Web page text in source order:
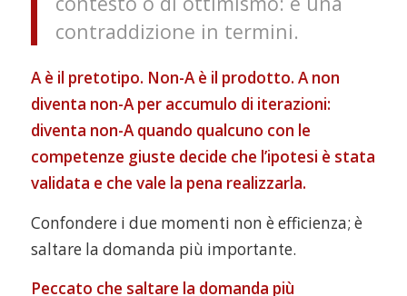
contraddizione in termini.
A è il pretotipo. Non-A è il prodotto. A non
diventa non-A per accumulo di iterazioni:
diventa non-A quando qualcuno con le
competenze giuste decide che l’ipotesi è stata
validata e che vale la pena realizzarla.
Confondere i due momenti non è efficienza; è
saltare la domanda più importante.
Peccato che saltare la domanda più